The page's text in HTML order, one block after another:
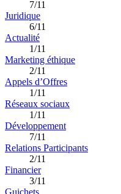
7/11
Juridique
6/11
Actualité
1/11
Marketing éthique
2/11
Appels d’Offres
1/11
Réseaux sociaux
1/11
Développement
7/11
Relations Participants
2/11
Financier
3/11
Guichets